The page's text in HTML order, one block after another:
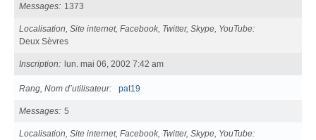
Messages 1373
Localisation, Site internet, Facebook, Twitter, Skype, YouTube
Deux Sèvres
Inscription lun. mai 06, 2002 7:42 am
Rang, Nom d’utilisateur pat19
Messages 5
Localisation, Site internet, Facebook, Twitter, Skype, YouTube